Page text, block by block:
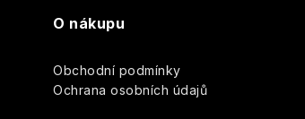
O nákupu
Obchodní podmínky
Ochrana osobních údajů